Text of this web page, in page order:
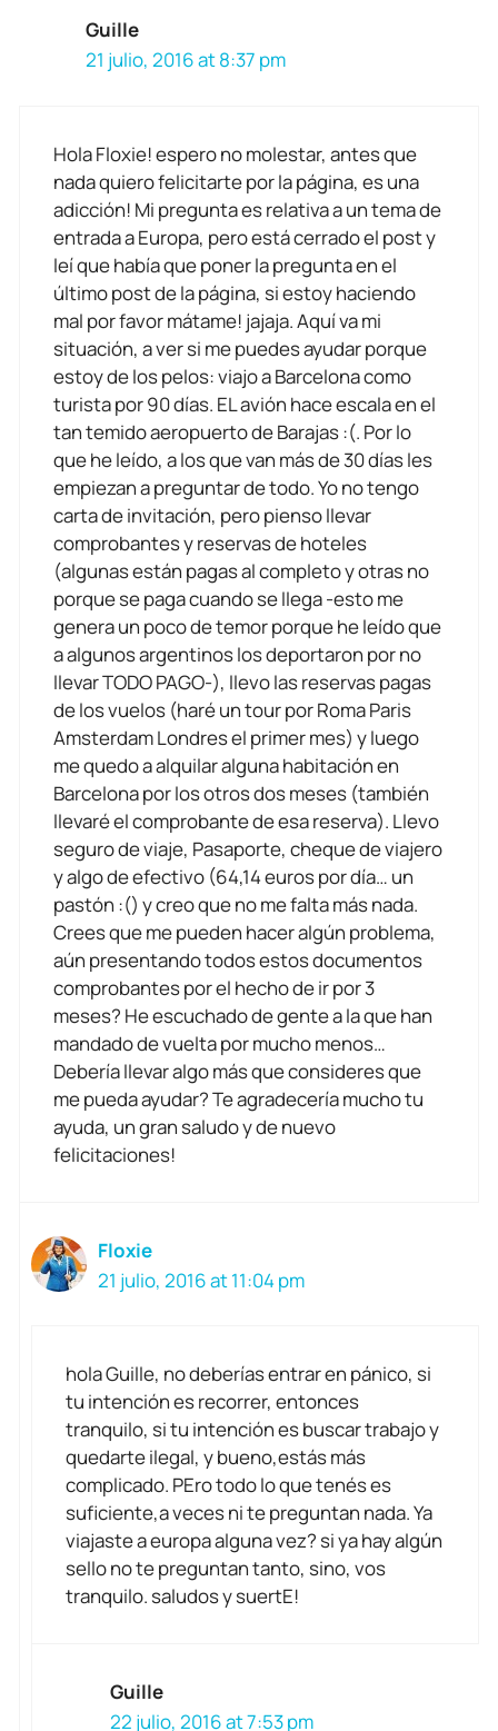
Guille
21 julio, 2016 at 8:37 pm
Hola Floxie! espero no molestar, antes que
nada quiero felicitarte por la página, es una
adicción! Mi pregunta es relativa a un tema de
entrada a Europa, pero está cerrado el post y
leí que había que poner la pregunta en el
último post de la página, si estoy haciendo
mal por favor mátame! jajaja. Aquí va mi
situación, a ver si me puedes ayudar porque
estoy de los pelos: viajo a Barcelona como
turista por 90 días. EL avión hace escala en el
tan temido aeropuerto de Barajas :(. Por lo
que he leído, a los que van más de 30 días les
empiezan a preguntar de todo. Yo no tengo
carta de invitación, pero pienso llevar
comprobantes y reservas de hoteles
(algunas están pagas al completo y otras no
porque se paga cuando se llega -esto me
genera un poco de temor porque he leído que
a algunos argentinos los deportaron por no
llevar TODO PAGO-), llevo las reservas pagas
de los vuelos (haré un tour por Roma Paris
Amsterdam Londres el primer mes) y luego
me quedo a alquilar alguna habitación en
Barcelona por los otros dos meses (también
llevaré el comprobante de esa reserva). Llevo
seguro de viaje, Pasaporte, cheque de viajero
y algo de efectivo (64,14 euros por día… un
pastón :() y creo que no me falta más nada.
Crees que me pueden hacer algún problema,
aún presentando todos estos documentos
comprobantes por el hecho de ir por 3
meses? He escuchado de gente a la que han
mandado de vuelta por mucho menos…
Debería llevar algo más que consideres que
me pueda ayudar? Te agradecería mucho tu
ayuda, un gran saludo y de nuevo
felicitaciones!
Floxie
21 julio, 2016 at 11:04 pm
hola Guille, no deberías entrar en pánico, si
tu intención es recorrer, entonces
tranquilo, si tu intención es buscar trabajo y
quedarte ilegal, y bueno,estás más
complicado. PEro todo lo que tenés es
suficiente,a veces ni te preguntan nada. Ya
viajaste a europa alguna vez? si ya hay algún
sello no te preguntan tanto, sino, vos
tranquilo. saludos y suertE!
Guille
22 julio, 2016 at 7:53 pm